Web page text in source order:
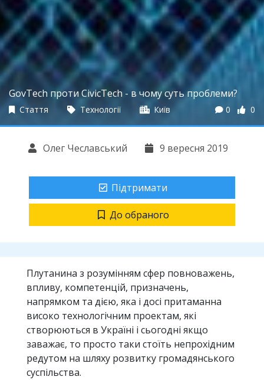
GovTech проти CivicTech - в чому суть проблеми?
Стаття Технології Київ 0 0
Олег Чеславський 9 вересня 2019
Підтримати
До обраного
Плутанина з розумінням сфер повноважень,
впливу, компетенцій, призначень,
напрямком та дією, яка і досі притаманна
високо технологічним проектам, які
створюються в Україні і сьогодні якщо
заважає, то просто таки стоїть непрохідним
редутом на шляху розвитку громадянського
суспільства.